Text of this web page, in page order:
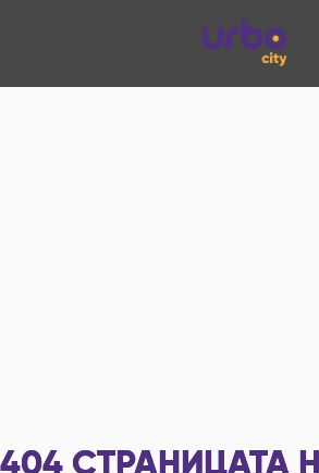
404 СТРАНИЦАТА